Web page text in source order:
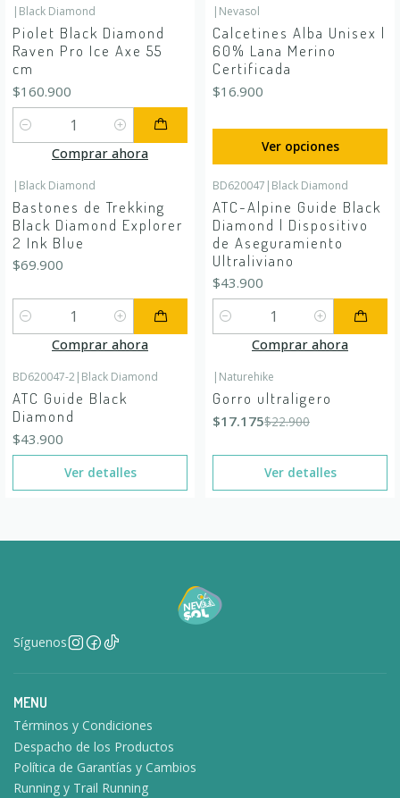
| Black Diamond
Piolet Black Diamond
Raven Pro Ice Axe 55
cm
$160.900
Cantidad
Comprar ahora
| Nevasol
Calcetines Alba Unisex |
60% Lana Merino
Certificada
$16.900
Ver opciones
| Black Diamond
Bastones de Trekking
Black Diamond Explorer
2 Ink Blue
$69.900
Cantidad
Comprar ahora
BD620047 | Black Diamond
ATC-Alpine Guide Black
Diamond | Dispositivo
de Aseguramiento
Ultraliviano
$43.900
Cantidad
Comprar ahora
BD620047-2| Black Diamond
ATC Guide Black
Diamond
$43.900
Ver detalles
Agotado
| Naturehike
Gorro ultraligero
$17.175$22.900
Ver detalles
Síguenos
MENU
Términos y Condiciones
Despacho de los Productos
Política de Garantías y Cambios
Running y Trail Running